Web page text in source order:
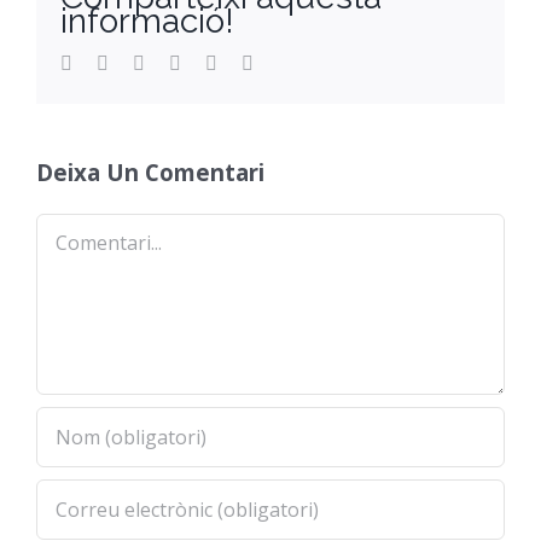
informació!
Facebook
TwitterReddit LinkedInWhatsApp
Deixa Un Comentari
Comentari